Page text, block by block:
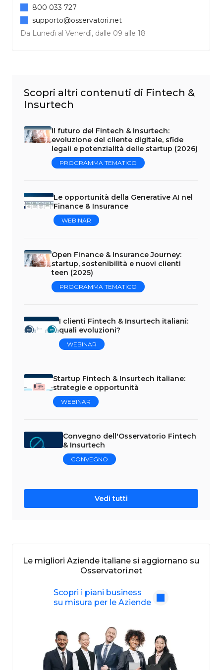
Da Lunedì al Venerdì, dalle 09 alle 18
800 033 727
supporto@osservatori.net
Scopri altri contenuti di Fintech &
Insurtech
Il futuro del Fintech & Insurtech:
evoluzione del cliente digitale, sfide
legali e potenzialità delle startup (2026)
PROGRAMMA TEMATICO
Le opportunità della Generative AI nel
Finance & Insurance
WEBINAR
Open Finance & Insurance Journey:
startup, sostenibilità e nuovi clienti
teen (2025)
PROGRAMMA TEMATICO
I clienti Fintech & Insurtech italiani:
quali evoluzioni?
WEBINAR
Startup Fintech & Insurtech italiane:
strategie e opportunità
WEBINAR
Convegno dell'Osservatorio Fintech
& Insurtech
CONVEGNO
Vedi tutti
Le migliori Aziende italiane si aggiornano su
Osservatori.net
Scopri i piani business
su misura per le Aziende